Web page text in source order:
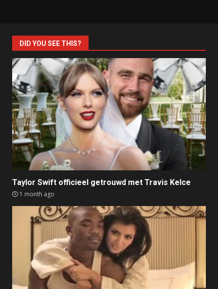
DID YOU SEE THIS?
Taylor Swift officieel getrouwd met Travis Kelce
1 month ago